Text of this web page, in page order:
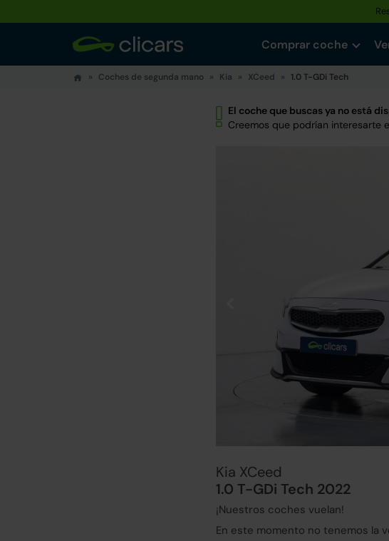
Comprar coche
Coches de segunda mano Kia XCeed 1.0 T-GDi Tech
El coche que buscas ya no está
Creemos que podrían interesarte
Kia XCeed
1.0 T-GDi Tech 2022
¡Nuestros coches vuelan!
En este momento no tenemos la